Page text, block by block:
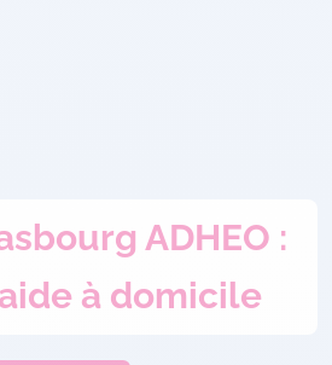
ADHEO :
à domicile